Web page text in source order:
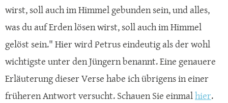
wirst, soll auch im Himmel gebunden sein, und alles,
was du auf Erden lösen wirst, soll auch im Himmel
gelöst sein." Hier wird Petrus eindeutig als der wohl
wichtigste unter den Jüngern benannt. Eine genauere
Erläuterung dieser Verse habe ich übrigens in einer
früheren Antwort versucht. Schauen Sie einmalhier.